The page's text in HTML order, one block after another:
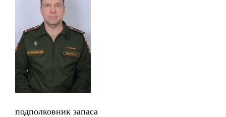
подполковник запаса